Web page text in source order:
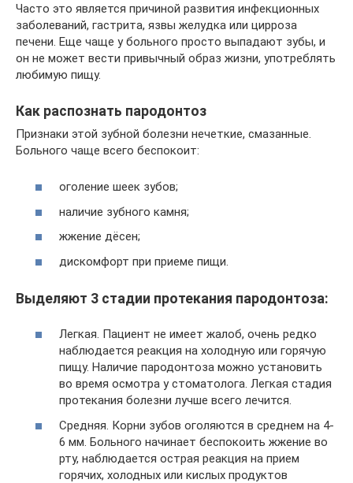
Часто это является причиной развития инфекционных
заболеваний, гастрита, язвы желудка или цирроза
печени. Еще чаще у больного просто выпадают зубы, и
он не может вести привычный образ жизни, употреблять
любимую пищу.
Как распознать пародонтоз
Признаки этой зубной болезни нечеткие, смазанные.
Больного чаще всего беспокоит:
оголение шеек зубов;
наличие зубного камня;
жжение дёсен;
дискомфорт при приеме пищи.
Выделяют 3 стадии протекания пародонтоза:
Легкая. Пациент не имеет жалоб, очень редко
наблюдается реакция на холодную или горячую
пищу. Наличие пародонтоза можно установить
во время осмотра у стоматолога. Легкая стадия
протекания болезни лучше всего лечится.
Средняя. Корни зубов оголяются в среднем на 4-
6 мм. Больного начинает беспокоить жжение во
рту, наблюдается острая реакция на прием
горячих, холодных или кислых продуктов